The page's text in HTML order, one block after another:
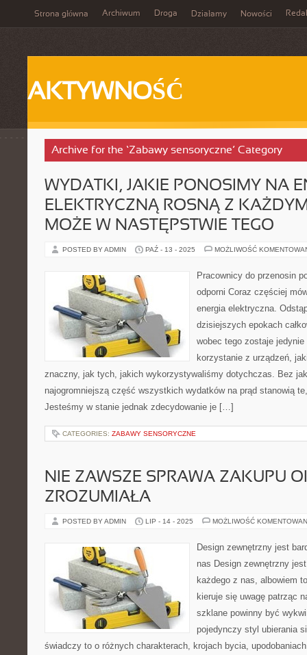
Strona główna Archiwum Droga Działamy Nowości
AKTYWNOŚĆ
Archive for the ‘Zabawy sensoryczne’ Category
WYDATKI, JAKIE PONOSIMY NA
ELEKTRYCZNĄ ROSNĄ Z
MOŻE W NASTĘPSTWIE TEGO
POSTED BY ADMIN PAŹ - 13 - 2025 MOŻLIWOŚĆ
Pracownicy do przenosin
odporni Coraz częściej
energia elektryczna.
dzisiejszych epokach
wobec tego zostaje
korzystanie z urządzeń,
znaczny, jak tych, jakich wykorzystywaliśmy dotychczas. Bez
najogromniejszą część wszystkich wydatków na prąd stanowią
Jesteśmy w stanie jednak zdecydowanie je […]
CATEGORIES: ZABAWY SENSORYCZNE
NIE ZAWSZE SPRAWA ZAKUPU
ZROZUMIAŁA
POSTED BY ADMIN LIP - 14 - 2025 MOŻLIWOŚĆ
Design zewnętrzny jest
nas Design zewnętrzny
każdego z nas, albowiem
kieruje się uwagę patrząc
szklane powinny być
pojedynczy styl ubierania
świadczy to o różnych charakterach, krojach bycia,